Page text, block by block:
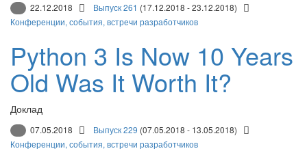
22.12.2018 Выпуск 261 (17.12.2018 - 23.12.2018)
Конференции, события, встречи разработчиков
Python 3 Is Now 10 Years
Old Was It Worth It?
Доклад
07.05.2018 Выпуск 229 (07.05.2018 - 13.05.2018)
Конференции, события, встречи разработчиков